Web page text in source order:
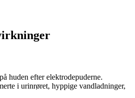
huden efter elektrodepuderne.
i urinrøret, hyppige vandladninger,